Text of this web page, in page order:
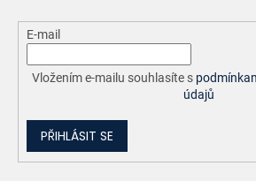
v
i
s
u
E-mail
Vložením e-mailu souhlasíte s
údajů
PŘIHLÁSIT SE